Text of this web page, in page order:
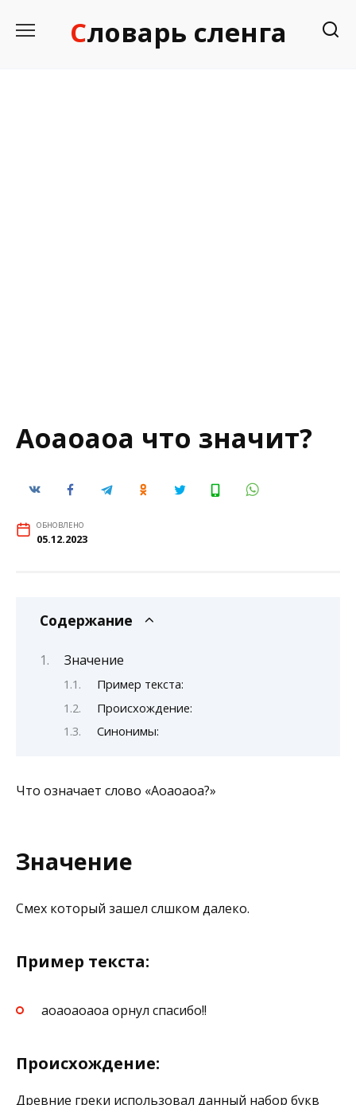
Словарь сленга
Аоаоаоа что значит?
ОБНОВЛЕНО
05.12.2023
Содержание
Значение
Пример текста:
Происхождение:
Синонимы:
Что означает слово «Аоаоаоа?»
Значение
Смех который зашел слшком далеко.
Пример текста:
аоаоаоаоа орнул спасибо!!
Происхождение:
Древние греки использовал данный набор букв